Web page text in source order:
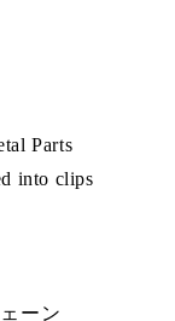
Parts
into clips
ーン